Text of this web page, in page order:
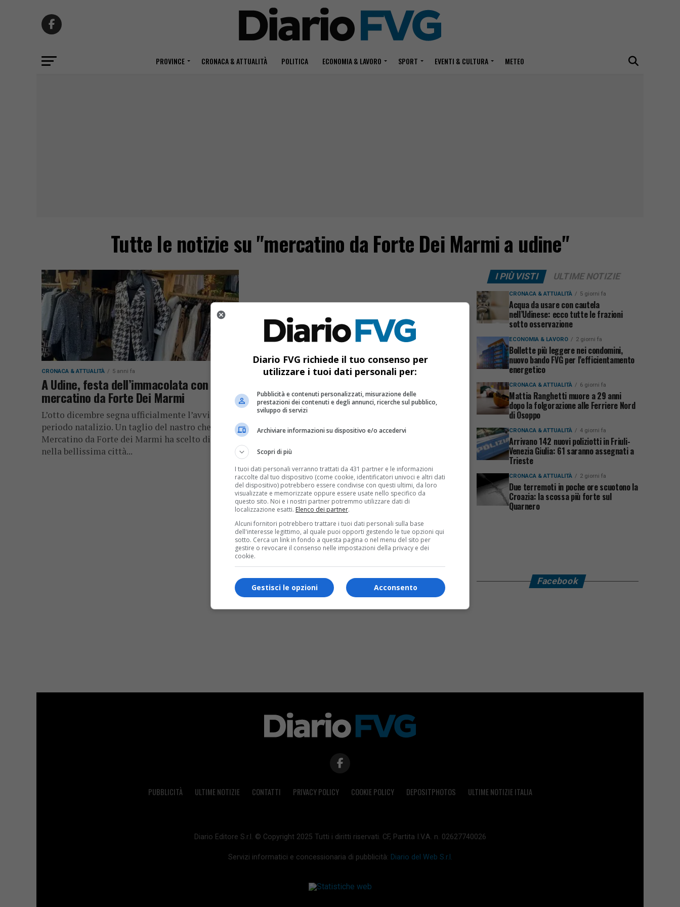
PROVINCE CRONACA & ATTUALITÀ POLITICA ECONOMIA & LAVORO SPORT EVENTI & CULTURA METEO
Tutte le notizie su "mercatino da Forte Dei Marmi a udine"
CRONACA & ATTUALITÀ 5 anni fa
A Udine, festa dell’immacolata con il
mercatino da Forte Dei Marmi
L’otto dicembre segna ufficialmente l’avvio del
periodo natalizio. Un taglio del nastro che Il
Mercatino da Forte dei Marmi ha scelto di fare
nella bellissima città...
I PIÙ VISTI ULTIME NOTIZIE
CRONACA & ATTUALITÀ 5 giorni fa
Acqua da usare con cautela
nell’Udinese: ecco tutte le frazioni
sotto osservazione
ECONOMIA & LAVORO 2 giorni fa
Bollette più leggere nei condomini,
nuovo bando FVG per l’efficientamento
energetico
CRONACA & ATTUALITÀ 6 giorni fa
Mattia Ranghetti muore a 29 anni
dopo la folgorazione alle Ferriere Nord
di Osoppo
CRONACA & ATTUALITÀ 4 giorni fa
Arrivano 142 nuovi poliziotti in Friuli-
Venezia Giulia: 61 saranno assegnati a
Trieste
CRONACA & ATTUALITÀ 2 giorni fa
Due terremoti in poche ore scuotono la
Croazia: la scossa più forte sul
Quarnero
Facebook
PUBBLICITÀ ULTIME NOTIZIE CONTATTI PRIVACY POLICY COOKIE POLICY DEPOSITPHOTOS ULTIME NOTIZIE ITALIA
Diario Editore S.r.l. © Copyright 2025 Tutti i diritti riservati. CF, Partita I.V.A. n. 02627740026
Servizi informatici e concessionaria di pubblicità: Diario del Web S.r.l.
Diario FVG richiede il tuo consenso per
utilizzare i tuoi dati personali per:
Pubblicità e contenuti personalizzati, misurazione delle
prestazioni dei contenuti e degli annunci, ricerche sul pubblico,
sviluppo di servizi
Archiviare informazioni su dispositivo e/o accedervi
Scopri di più
I tuoi dati personali verranno trattati da 431 partner e le informazioni
raccolte dal tuo dispositivo (come cookie, identificatori univoci e altri dati
del dispositivo) potrebbero essere condivise con questi ultimi, da loro
visualizzate e memorizzate oppure essere usate nello specifico da
questo sito. Noi e i nostri partner potremmo utilizzare dati di
localizzazione esatti. Elenco dei partner.
Alcuni fornitori potrebbero trattare i tuoi dati personali sulla base
dell'interesse legittimo, al quale puoi opporti gestendo le tue opzioni qui
sotto. Cerca un link in fondo a questa pagina o nel menu del sito per
gestire o revocare il consenso nelle impostazioni della privacy e dei
cookie.
Acconsento
Gestisci le opzioni